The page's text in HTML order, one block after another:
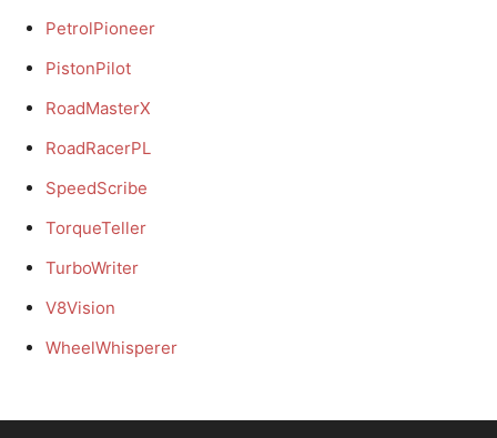
PetrolPioneer
PistonPilot
RoadMasterX
RoadRacerPL
SpeedScribe
TorqueTeller
TurboWriter
V8Vision
WheelWhisperer